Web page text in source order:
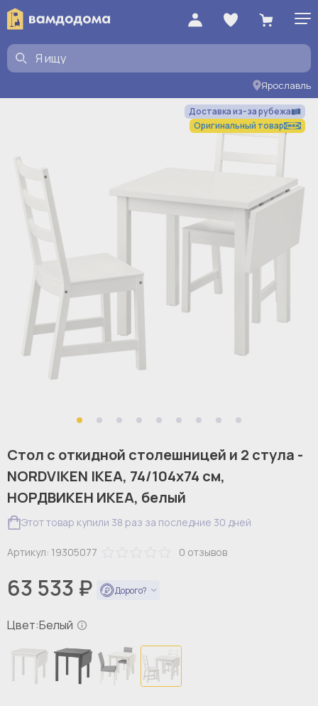
Ярославль
Доставка из-за рубежа
Оригинальный товар
Стол с откидной столешницей и 2 стула -
NORDVIKEN IKEA, 74/104х74 см,
НОРДВИКЕН ИКЕА, белый
Артикул: 19305077 0 отзывов
Этот товар купили 38 раз за последние 30 дней
63 533 ₽ Дорого?
Цвет:Белый